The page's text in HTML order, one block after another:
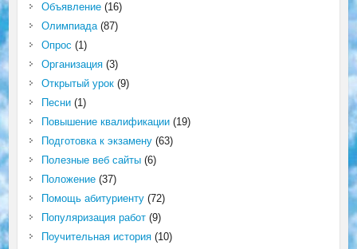
Объявление(16)
Олимпиада(87)
Опрос (1)
Организация(3)
Открытый урок(9)
Песни(1)
Повышение квалификации(19)
Подготовка к экзамену(63)
Полезные веб сайты(6)
Положение(37)
Помощь абитуриенту(72)
Популяризация работ(9)
Поучительная история(10)